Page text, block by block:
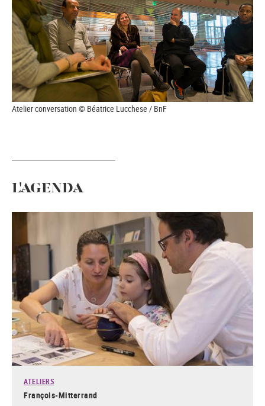
Atelier conversation © Béatrice Lucchese / BnF
L'AGENDA
ATELIERS
François-Mitterrand